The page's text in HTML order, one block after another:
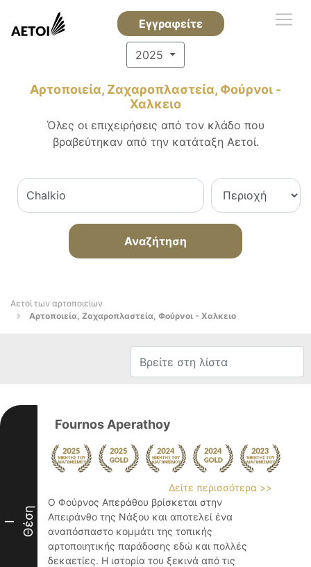
Εγγραφείτε
2025
Αρτοποιεία, Ζαχαροπλαστεία, Φούρνοι -
Χαλκειο
Όλες οι επιχειρήσεις από τον κλάδο που
βραβεύτηκαν από την κατάταξη Αετοί.
Αναζήτηση
Αετοί των αρτοποιείων
Αρτοποιεία, Ζαχαροπλαστεία, Φούρνοι - Χαλκειο
I Θέση
Fournos Aperathoy
Δείτε περισσότερα >>
Ο Φούρνος Απεράθου βρίσκεται στην
Απειράνθο της Νάξου και αποτελεί ένα
αναπόσπαστο κομμάτι της τοπικής
αρτοποιητικής παράδοσης εδώ και πολλές
δεκαετίες. Η ιστορία του ξεκινά από τις